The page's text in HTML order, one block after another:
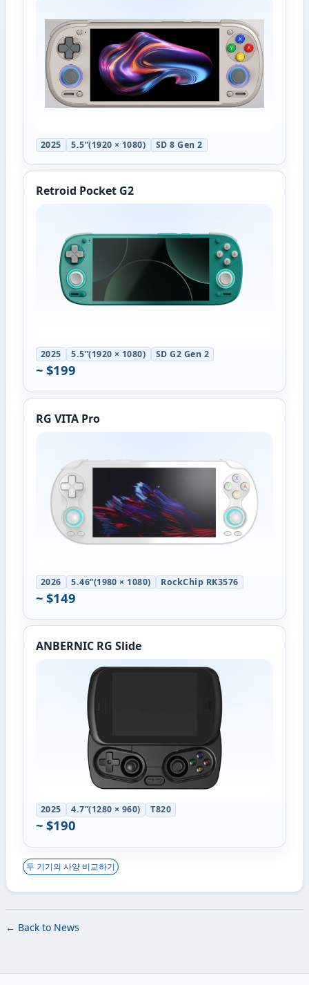
2025 5.5”(1920 × 1080) SD 8 Gen 2
Retroid Pocket G2
2025 5.5”(1920 × 1080) SD G2 Gen 2
~ $199
RG VITA Pro
2026 5.46”(1980 × 1080) RockChip RK3576
~ $149
ANBERNIC RG Slide
2025 4.7”(1280 × 960) T820
~ $190
두 기기의 사양 비교하기
← Back to News